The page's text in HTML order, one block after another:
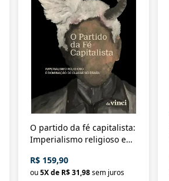
O partido da fé capitalista:
Imperialismo religioso e
Brasil
R$ 159,90
ou5X de R$ 31,98sem juros